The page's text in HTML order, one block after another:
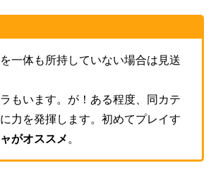
一体も所持していない場合は見送
もいます。が！ある程度、同カテ
力を発揮します。初めてプレイす
がオススメ